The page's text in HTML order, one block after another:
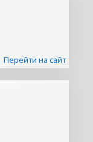
Перейти на сайт